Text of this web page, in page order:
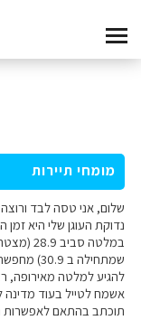
מומחי תיירות
נדוקת העוגן שלי היא
במלטה
שמתחילה ב
להגיע למלטה מאירופה,
אשמח לטייל בעוד מדינה
תוכתב בהתאם